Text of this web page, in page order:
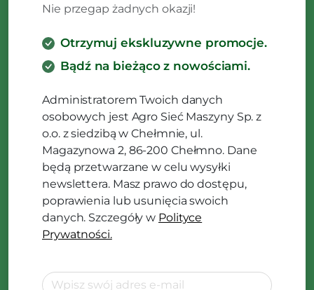
Nie przegap żadnych okazji!
Otrzymuj ekskluzywne promocje.
Bądź na bieżąco z nowościami.
Administratorem Twoich danych
osobowych jest Agro Sieć Maszyny Sp. z
o.o. z siedzibą w Chełmnie, ul.
Magazynowa 2, 86-200 Chełmno. Dane
będą przetwarzane w celu wysyłki
newslettera. Masz prawo do dostępu,
poprawienia lub usunięcia swoich
danych. Szczegóły w Polityce
Prywatności.